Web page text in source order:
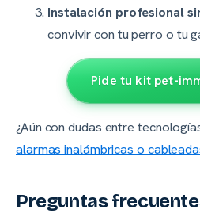
Instalación profesional
convivir con tu perro o tu
Pide tu kit pet-
¿Aún con dudas entre
alarmas inalámbricas o
Preguntas